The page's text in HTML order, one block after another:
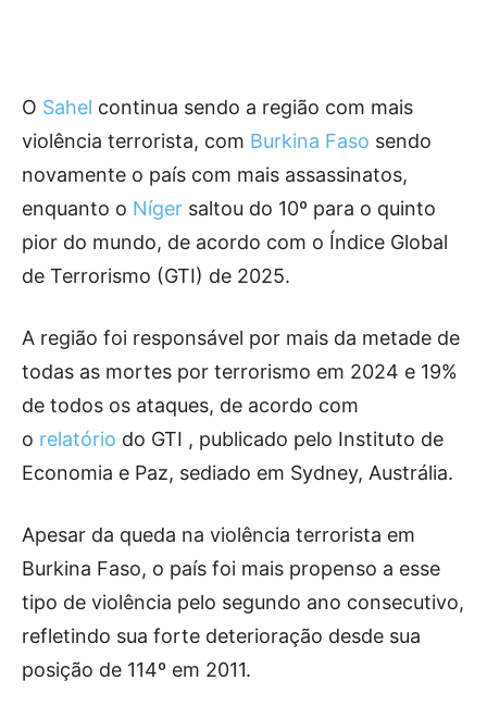
O Sahel continua sendo a região com mais
violência terrorista, com Burkina Faso sendo
novamente o país com mais assassinatos,
enquanto o Níger saltou do 10º para o quinto
pior do mundo, de acordo com o Índice Global
de Terrorismo (GTI) de 2025.
A região foi responsável por mais da metade de
todas as mortes por terrorismo em 2024 e 19%
de todos os ataques, de acordo com
o relatório do GTI , publicado pelo Instituto de
Economia e Paz, sediado em Sydney, Austrália.
Apesar da queda na violência terrorista em
Burkina Faso, o país foi mais propenso a esse
tipo de violência pelo segundo ano consecutivo,
refletindo sua forte deterioração desde sua
posição de 114º em 2011.